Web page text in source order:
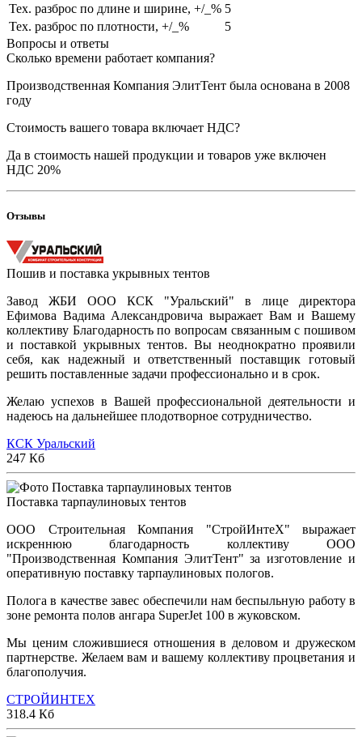
Тех. разброс по длине и ширине, +/_% 5
Тех. разброс по плотности, +/_%
5
Вопросы и ответы
Сколько времени работает компания?
Производственная Компания ЭлитТент была основана в 2008
году
Стоимость вашего товара включает НДС?
Да в стоимость нашей продукции и товаров уже включен
НДС 20%
Отзывы
Пошив и поставка укрывных тентов
Завод ЖБИ ООО КСК "Уральский" в лице директора
Ефимова Вадима Александровича выражает Вам и Вашему
коллективу Благодарность по вопросам связанным с пошивом
и поставкой укрывных тентов. Вы неоднократно проявили
себя, как надежный и ответственный поставщик готовый
решить поставленные задачи профессионально и в срок.
Желаю успехов в Вашей профессиональной деятельности и
надеюсь на дальнейшее плодотворное сотрудничество.
КСК Уральский
247 Кб
Поставка тарпаулиновых тентов
ООО Строительная Компания "СтройИнтеХ" выражает
искреннюю благодарность коллективу ООО
"Производственная Компания ЭлитТент" за изготовление и
оперативную поставку тарпаулиновых пологов.
Полога в качестве завес обеспечили нам беспыльную работу в
зоне ремонта полов ангара SuperJet 100 в жуковском.
Мы ценим сложившиеся отношения в деловом и дружеском
партнерстве. Желаем вам и вашему коллективу процветания и
благополучия.
СТРОЙИНТЕХ
318.4 Кб